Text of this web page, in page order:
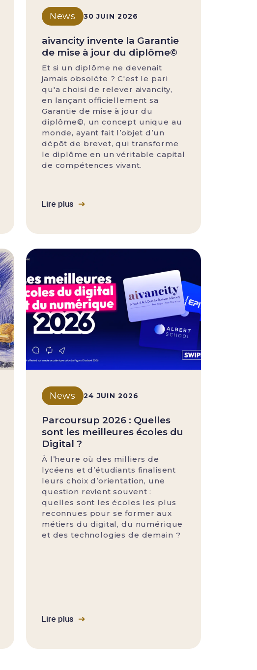
News 30 JUIN 2026
aivancity invente la Garantie
de mise à jour du diplôme©
Et si un diplôme ne devenait
jamais obsolète ? C'est le pari
qu'a choisi de relever aivancity,
en lançant officiellement sa
Garantie de mise à jour du
diplôme©, un concept unique au
monde, ayant fait l’objet d’un
dépôt de brevet, qui transforme
le diplôme en un véritable capital
de compétences vivant.
Lire plus
News 24 JUIN 2026
Parcoursup 2026 : Quelles
sont les meilleures écoles du
Digital ?
À l’heure où des milliers de
lycéens et d’étudiants finalisent
leurs choix d’orientation, une
question revient souvent :
quelles sont les écoles les plus
reconnues pour se former aux
métiers du digital, du numérique
et des technologies de demain ?
Lire plus